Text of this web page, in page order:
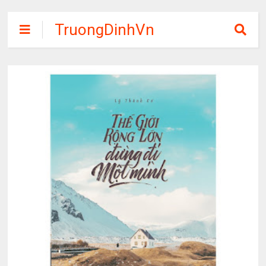
TruongDinhVn
Chia sẽ ebook,
phần mềm học
tập miễn phí